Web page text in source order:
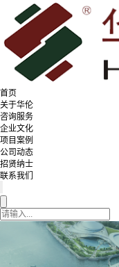
首页
关于华伦
咨询服务
企业文化
项目案例
公司动态
招贤纳士
联系我们